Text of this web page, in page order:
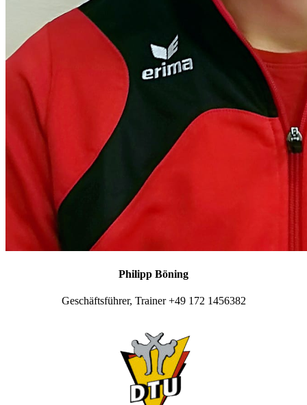
Philipp Böning
Geschäftsführer, Trainer +49 172 1456382